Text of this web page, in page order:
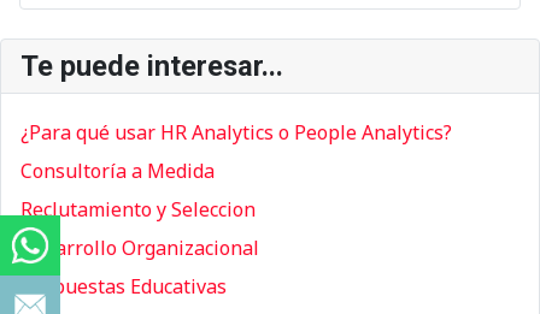
Te puede interesar...
¿Para qué usar HR Analytics o People Analytics?
Consultoría a Medida
Reclutamiento y Seleccion
Desarrollo Organizacional
Respuestas Educativas